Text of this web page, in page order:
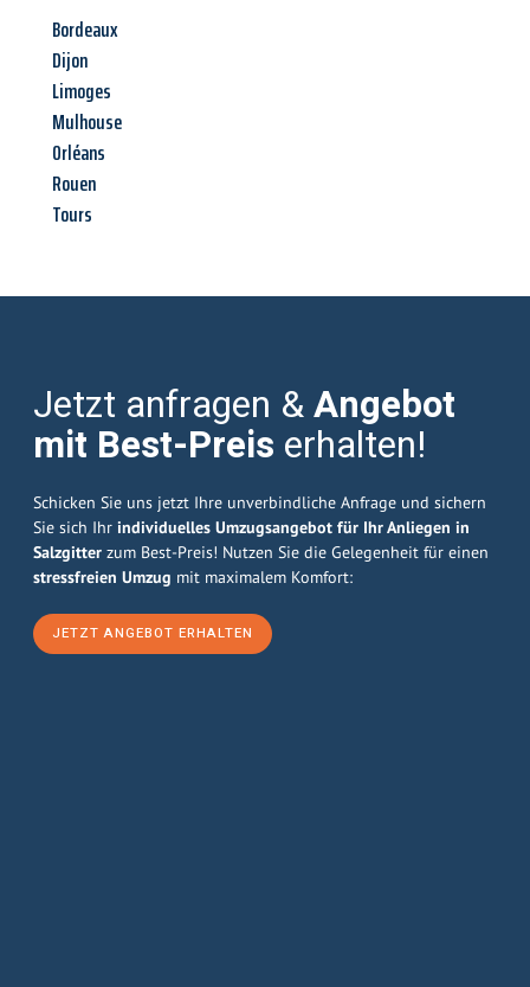
Bordeaux
Dijon
Limoges
Mulhouse
Orléans
Rouen
Tours
Jetzt anfragen &Angebot
mit Best-Preis erhalten!
Schicken Sie uns jetzt Ihre unverbindliche Anfrage und sichern
Sie sich Ihr individuelles Umzugsangebot für Ihr Anliegen in
Salzgitter zum Best-Preis! Nutzen Sie die Gelegenheit für einen
stressfreien Umzug mit maximalem Komfort:
JETZT ANGEBOT ERHALTEN